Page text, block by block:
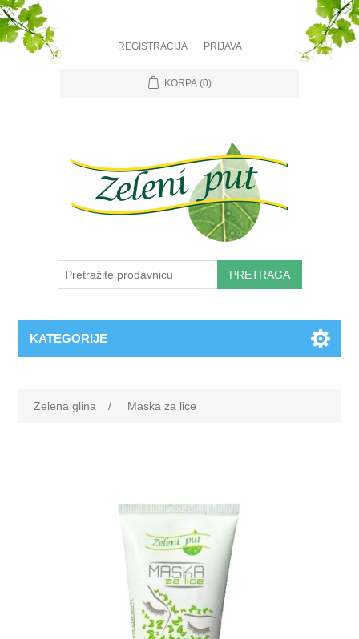
REGISTRACIJA PRIJAVA
KORPA (0)
PRETRAGA
KATEGORIJE
Zelena glina / Maska za lice